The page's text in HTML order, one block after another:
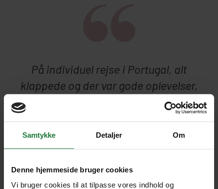
Samtykke Detaljer Om
Denne hjemmeside bruger cookies
Vi bruger cookies til at tilpasse vores indhold og
På individuel rejse i Portugal, alt
klappede og der var gode oplevelser,
både hotellerne og de chauffører som
LISBETH